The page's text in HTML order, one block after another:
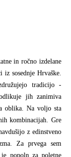
in ročno izdelane
sosednje Hrvaške.
tradicijo -
jih zanimiva
oblika. Na voljo sta
kombinacijah. Gre
z edinstveno
Za prvega sem
popoln za poletne